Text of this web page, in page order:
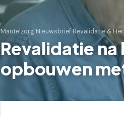
Mantelzorg Nieuwsbrief›Revalidatie &
Revalidatie
opbouwen